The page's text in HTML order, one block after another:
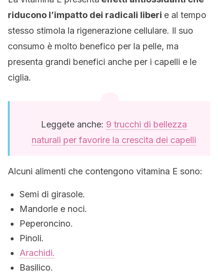
riducono l’impatto dei radicali liberi e al tempo
stesso stimola la rigenerazione cellulare. Il suo
consumo è molto benefico per la pelle, ma
presenta grandi benefici anche per i capelli e le
ciglia.
Leggete anche: 9 trucchi di bellezza
naturali per favorire la crescita dei capelli
Alcuni alimenti che contengono vitamina E sono:
Semi di girasole.
Mandorle e noci.
Peperoncino.
Pinoli.
Arachidi.
Basilico.